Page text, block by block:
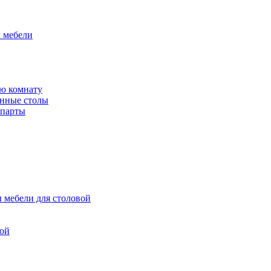
мебели
комнату
столы
для столовой